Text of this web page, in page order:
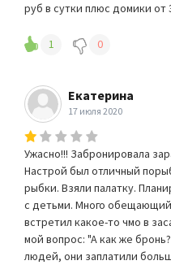
руб в сутки плюс домики от
1 0
Екатерина
17 июля 2020
Ужасно!!! Забронировала
Настрой был отличный
рыбки. Взяли палатку.
с детьми. Много обещающий
встретил какое-то чмо в
мой вопрос: "А как же
людей, они заплатили